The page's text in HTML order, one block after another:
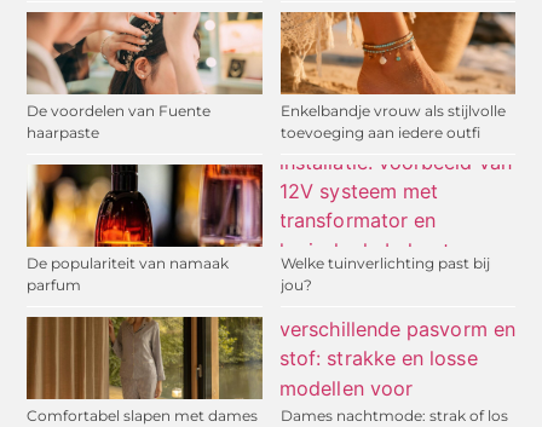
De voordelen van Fuente
haarpaste
Enkelbandje vrouw als stijlvolle
toevoeging aan iedere outfi
De populariteit van namaak
parfum
Welke tuinverlichting past bij
jou?
Comfortabel slapen met dames
Dames nachtmode: strak of los